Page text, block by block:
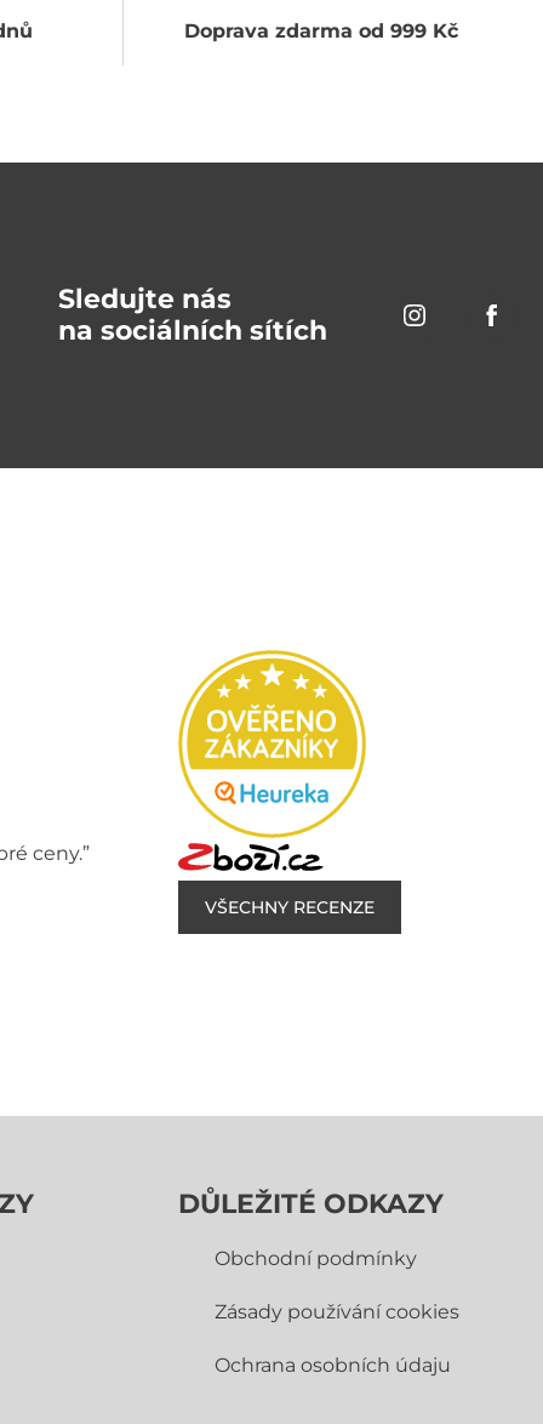
Doprava zdarma od 999 Kč
Sledujte nás
na sociálních sítích
ceny.”
VŠECHNY RECENZE
DŮLEŽITÉ ODKAZY
Obchodní­ podmínky
Zásady používání cookies
Ochrana osobních údaju